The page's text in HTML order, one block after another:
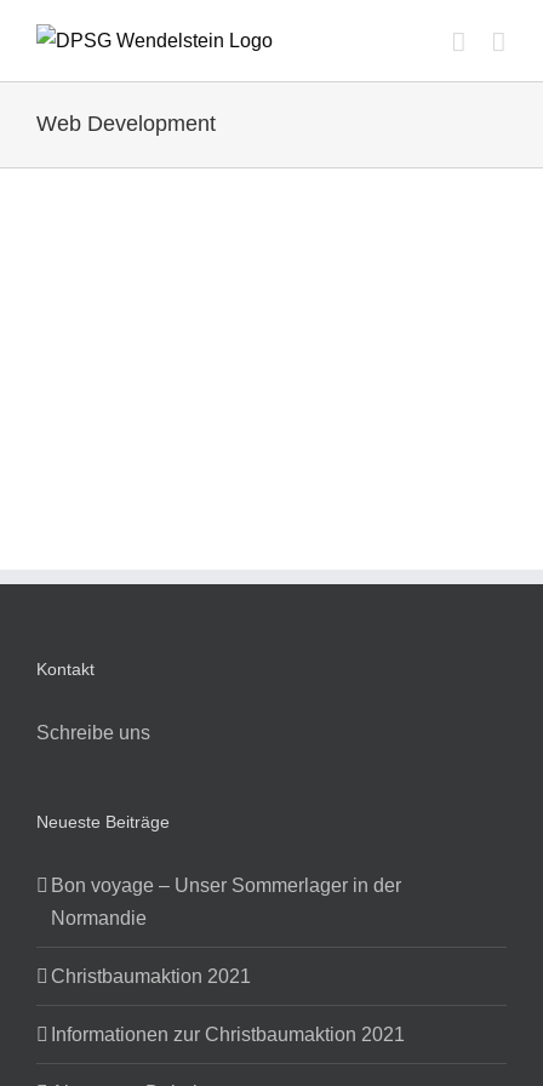
Inhalt
springen
Web Development
Kontakt
Schreibe uns
Neueste Beiträge
Bon voyage – Unser Sommerlager in der
Normandie
Christbaumaktion 2021
Informationen zur Christbaumaktion 2021